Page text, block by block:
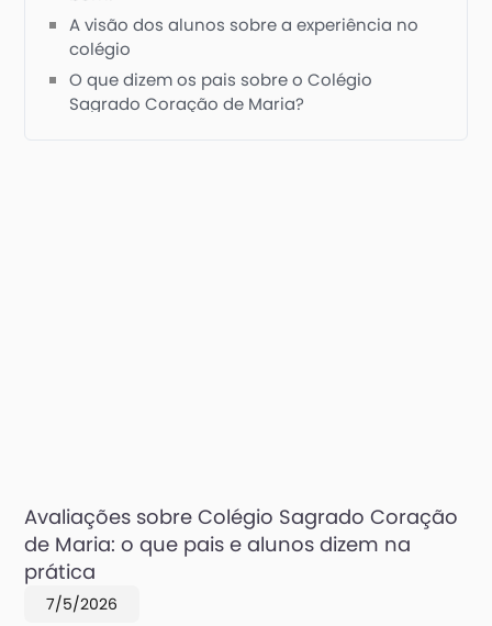
A visão dos alunos sobre a experiência no
colégio
O que dizem os pais sobre o Colégio
Sagrado Coração de Maria?
Avaliações sobre Colégio Sagrado Coração
de Maria: o que pais e alunos dizem na
prática
7/5/2026